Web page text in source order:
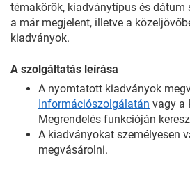
témakörök, kiadványtípus és
a már megjelent, illetve a
kiadványok.
A szolgáltatás leírása
A nyomtatott kiadványok
Információszolgálatán vagy a
Megrendelés funkcióján
A kiadványokat személyesen
megvásárolni.